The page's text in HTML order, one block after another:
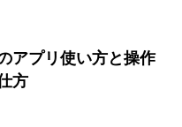
アプリ使い方と操作
方